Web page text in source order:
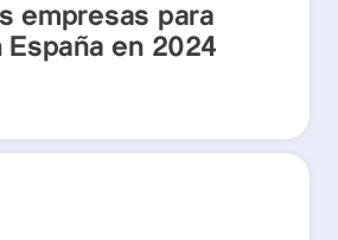
empresas para
España en 2024